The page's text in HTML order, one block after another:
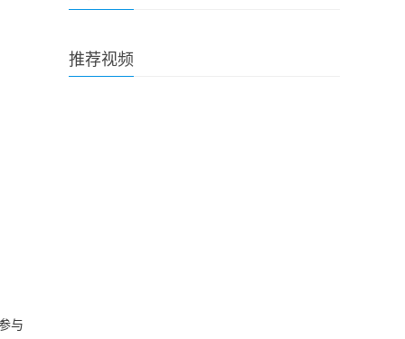
与
推荐视频